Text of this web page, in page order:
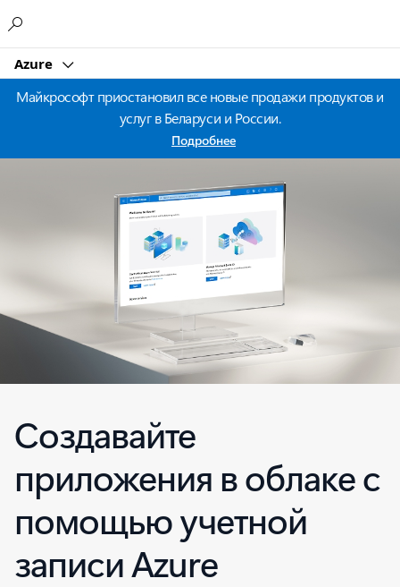
Azure
Майкрософт приостановил все новые продажи продуктов и
услуг в Беларуси и России.
Подробнее
Создавайте
приложения в облаке с
помощью учетной
записи Azure